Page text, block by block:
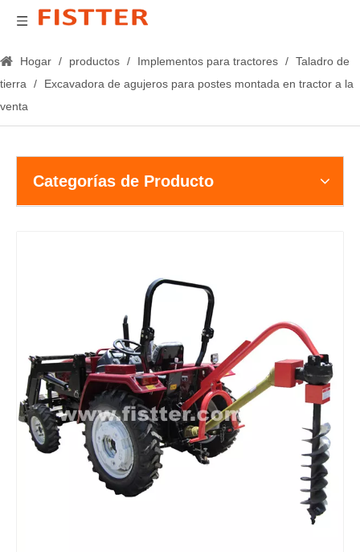
Hogar / productos / Implementos para tractores / Taladro de
tierra
/
Excavadora de agujeros para postes montada en tractor a la
venta
Categorías de Producto